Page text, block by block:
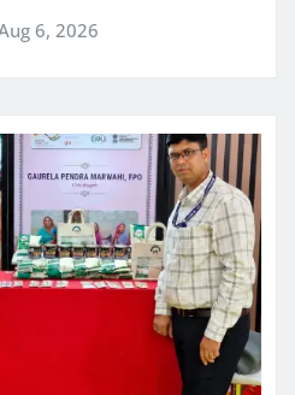
6, 2026